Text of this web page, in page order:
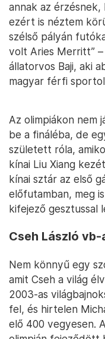
annak az
ezért is néztem
szélső pályán
volt Aries Merritt”
állatorvos Baji, aki
magyar férfi
Az olimpiákon nem
be a fináléba, de
született róla,
kínai Liu Xiang
kínai sztár az első
előfutamban, meg
kifejező
Cseh László
Nem könnyű egy
amit Cseh a világ
2003-as
fel, és hirtelen
elő 400 vegyesen.